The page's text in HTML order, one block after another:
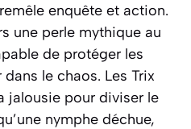
enquête et action.
une perle mythique au
de protéger les
le chaos. Les Trix
jalousie pour diviser le
nymphe déchue,